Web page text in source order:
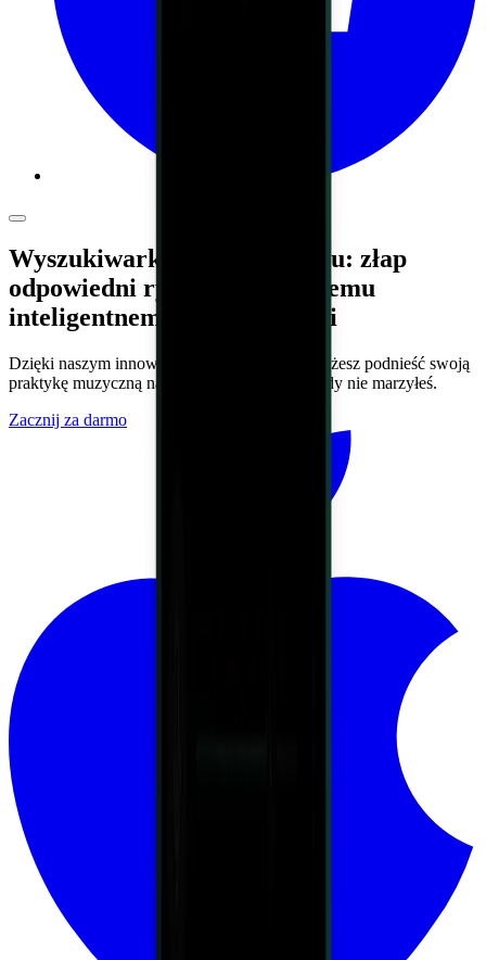
Wyszukiwarka tonacji utworu: złap
odpowiedni rytm dzięki naszemu
inteligentnemu metronomowi
Dzięki naszym innowacyjnym narzędziom, możesz podnieść swoją
praktykę muzyczną na poziomy, o których nigdy nie marzyłeś.
Zacznij za darmo